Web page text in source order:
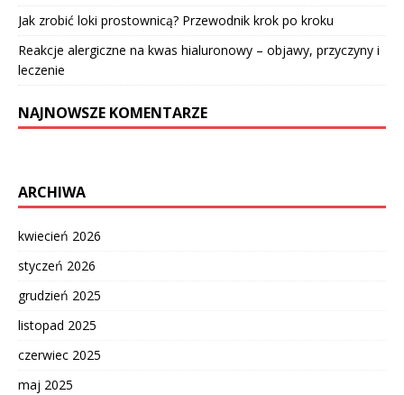
Jak zrobić loki prostownicą? Przewodnik krok po kroku
Reakcje alergiczne na kwas hialuronowy – objawy, przyczyny i
leczenie
NAJNOWSZE KOMENTARZE
ARCHIWA
kwiecień 2026
styczeń 2026
grudzień 2025
listopad 2025
czerwiec 2025
maj 2025